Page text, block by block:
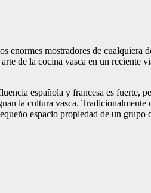
enormes mostradores de cualquiera
de la cocina vasca en un reciente
española y francesa es fuerte,
la cultura vasca. Tradicionalmente
espacio propiedad de un grupo